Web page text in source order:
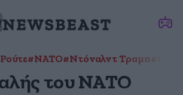
#ΝΑΤΟ#Ντόναλντ Τραμπ
του ΝΑΤΟ